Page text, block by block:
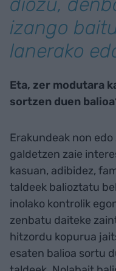
izango
lanerako
Eta, zer modutara
sortzen duen
Erakundeak non
galdetzen zaie
kasuan, adibidez,
taldeek balioztatu
inolako kontrolik
zenbatu daiteke
hitzordu kopurua
esaten balioa sortu